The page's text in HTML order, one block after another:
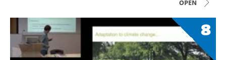
open
8